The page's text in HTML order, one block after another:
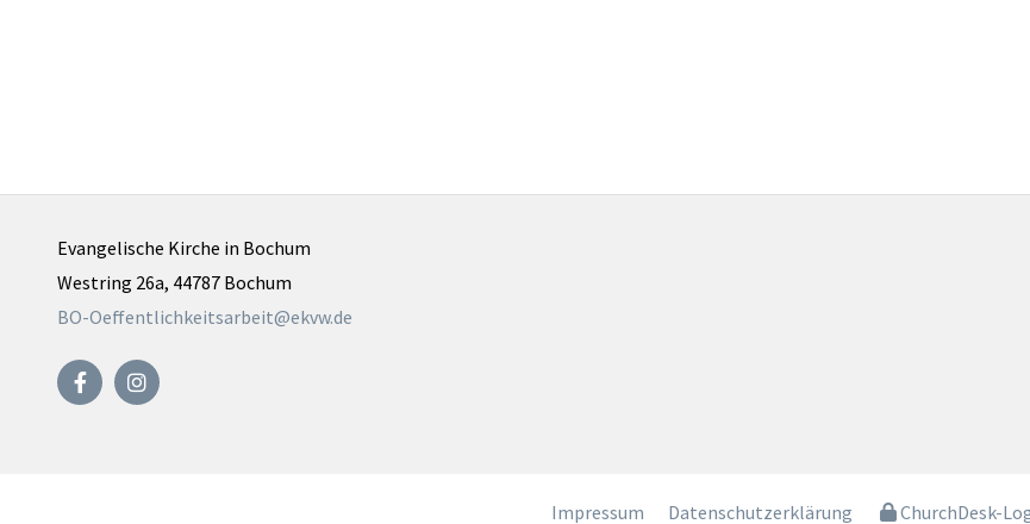
Evangelische Kirche in Bochum
Westring 26a, 44787 Bochum
BO-Oeffentlichkeitsarbeit@ekvw.de
Impressum Datenschutzerklärung ChurchDesk-